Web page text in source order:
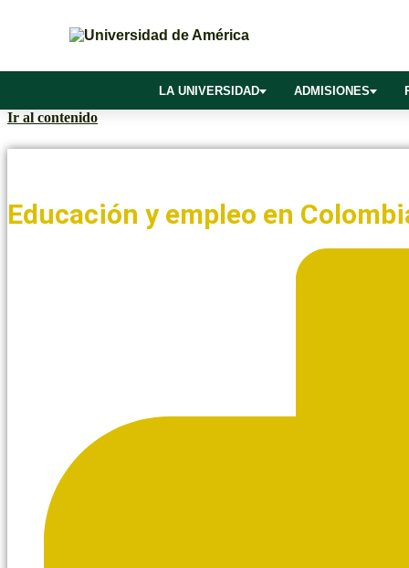
Ir al contenido
LA UNIVERSIDAD ADMISIONES
Educación y empleo en